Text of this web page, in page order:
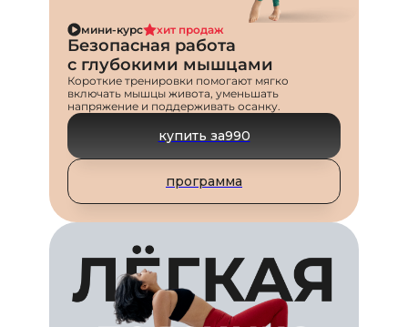
мини-курс хит продаж
Безопасная работа
с глубокими мышцами
Короткие тренировки помогают мягко
включать мышцы живота, уменьшать
напряжение и поддерживать осанку.
купить за990
программа